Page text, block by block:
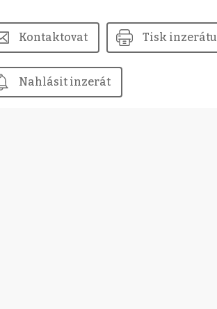
Kontaktovat Tisk inzerátu
Nahlásit inzerát